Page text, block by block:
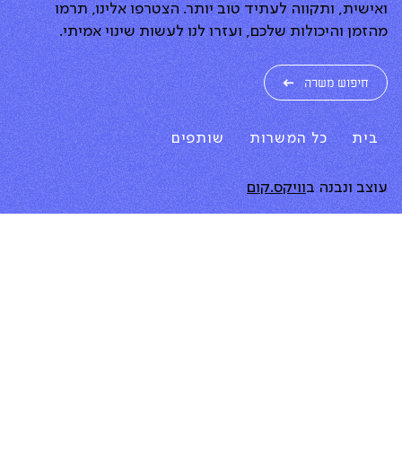
ואישית, ותקווה לעתיד טוב יותר. הצטרפו אלינו, תרמו
מהזמן והיכולות שלכם, ועזרו לנו לעשות שינוי אמיתי.
חיפוש משרה
בית כל המשרות שותפים
עוצב ונבנה בוויקס.קום